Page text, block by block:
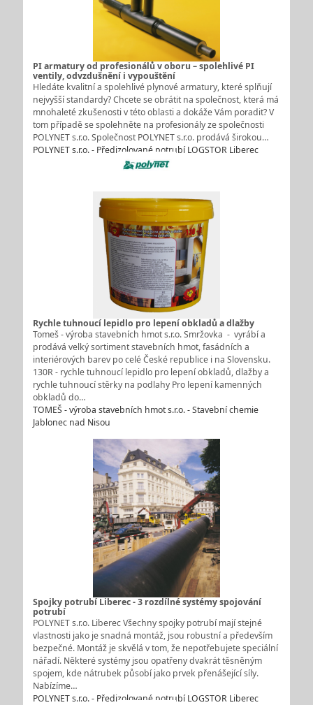
PI armatury od profesionálů v oboru – spolehlivé PI
ventily, odvzdušnění i vypouštění
Hledáte kvalitní a spolehlivé plynové armatury, které splňují
nejvyšší standardy? Chcete se obrátit na společnost, která má
mnohaleté zkušenosti v této oblasti a dokáže Vám poradit? V
tom případě se spolehněte na profesionály ze společnosti
POLYNET s.r.o. Společnost POLYNET s.r.o. prodává širokou…
POLYNET s.r.o. - Předizolované potrubí LOGSTOR Liberec
Rychle tuhnoucí lepidlo pro lepení obkladů a dlažby
Tomeš - výroba stavebních hmot s.r.o. Smržovka - vyrábí a
prodává velký sortiment stavebních hmot, fasádních a
interiérových barev po celé České republice i na Slovensku.
130R - rychle tuhnoucí lepidlo pro lepení obkladů, dlažby a
rychle tuhnoucí stěrky na podlahy Pro lepení kamenných
obkladů do…
TOMEŠ - výroba stavebních hmot s.r.o. - Stavební chemie
Jablonec nad Nisou
Spojky potrubí Liberec - 3 rozdílné systémy spojování
potrubí
POLYNET s.r.o. Liberec Všechny spojky potrubí mají stejné
vlastnosti jako je snadná montáž, jsou robustní a především
bezpečné. Montáž je skvělá v tom, že nepotřebujete speciální
nářadí. Některé systémy jsou opatřeny dvakrát těsněným
spojem, kde nátrubek působí jako prvek přenášející síly.
Nabízíme…
POLYNET s.r.o. - Předizolované potrubí LOGSTOR Liberec